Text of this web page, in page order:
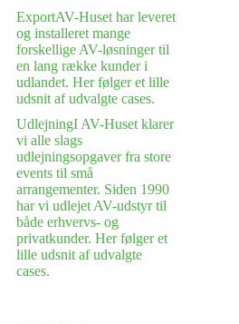
ExportAV-Huset har leveret
og installeret mange
forskellige AV-løsninger til
en lang række kunder i
udlandet. Her følger et lille
udsnit af udvalgte cases.
UdlejningI AV-Huset klarer
vi alle slags
udlejningsopgaver fra store
events til små
arrangementer. Siden 1990
har vi udlejet AV-udstyr til
både erhvervs- og
privatkunder. Her følger et
lille udsnit af udvalgte
cases.